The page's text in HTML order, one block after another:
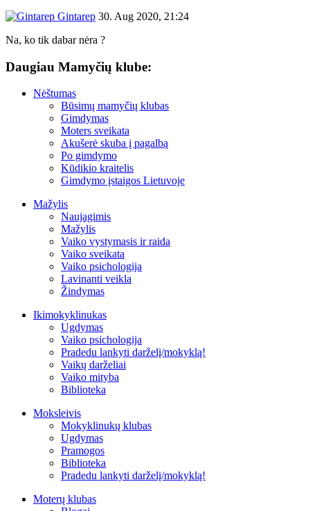
Gintarep 30. Aug 2020, 21:24
Na, ko tik dabar nėra ?
Daugiau Mamyčių klube:
Nėštumas
Būsimų mamyčių klubas
Gimdymas
Moters sveikata
Akušerė skuba į pagalbą
Po gimdymo
Kūdikio kraitelis
Gimdymo įstaigos Lietuvoje
Mažylis
Naujagimis
Mažylis
Vaiko vystymasis ir raida
Vaiko sveikata
Vaiko psichologija
Lavinanti veikla
Žindymas
Ikimokyklinukas
Ugdymas
Vaiko psichologija
Pradedu lankyti darželį/mokyklą!
Vaikų darželiai
Vaiko mityba
Biblioteka
Moksleivis
Mokyklinukų klubas
Ugdymas
Pramogos
Biblioteka
Pradedu lankyti darželį/mokyklą!
Moterų klubas